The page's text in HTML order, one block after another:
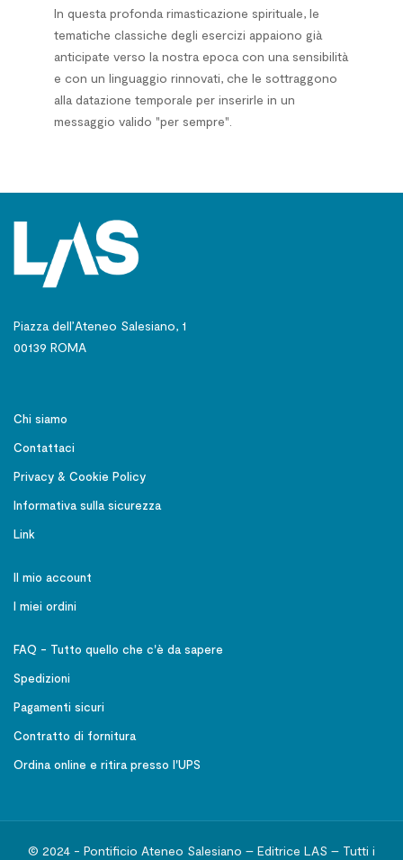
In questa profonda rimasticazione spirituale, le
tematiche classiche degli esercizi appaiono già
anticipate verso la nostra epoca con una sensibilità
e con un linguaggio rinnovati, che le sottraggono
alla datazione temporale per inserirle in un
messaggio valido "per sempre".
Piazza dell’Ateneo Salesiano, 1
00139 ROMA
Chi siamo
Contattaci
Privacy & Cookie Policy
Informativa sulla sicurezza
Link
Il mio account
I miei ordini
FAQ - Tutto quello che c'è da sapere
Spedizioni
Pagamenti sicuri
Contratto di fornitura
Ordina online e ritira presso l'UPS
© 2024 - Pontificio Ateneo Salesiano – Editrice LAS – Tutti i